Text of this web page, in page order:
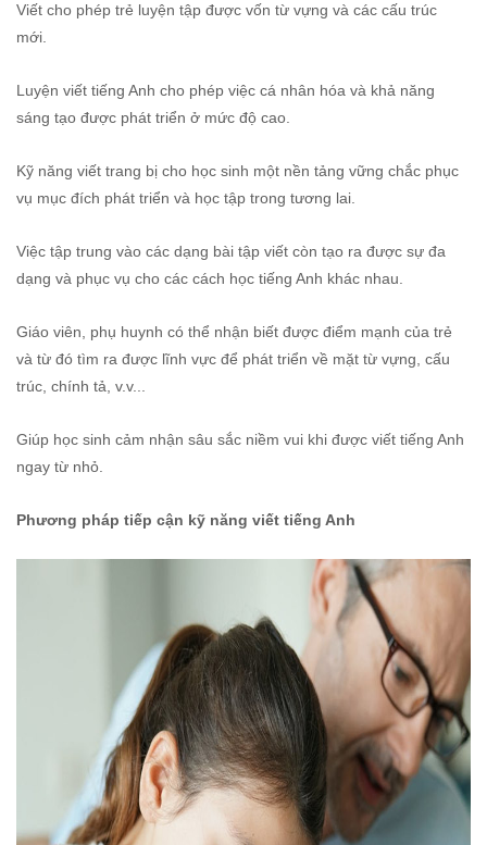
Viết cho phép trẻ luyện tập được vốn từ vựng và các cấu trúc
mới.
Luyện viết tiếng Anh cho phép việc cá nhân hóa và khả năng
sáng tạo được phát triển ở mức độ cao.
Kỹ năng viết trang bị cho học sinh một nền tảng vững chắc phục
vụ mục đích phát triển và học tập trong tương lai.
Việc tập trung vào các dạng bài tập viết còn tạo ra được sự đa
dạng và phục vụ cho các cách học tiếng Anh khác nhau.
Giáo viên, phụ huynh có thể nhận biết được điểm mạnh của trẻ
và từ đó tìm ra được lĩnh vực để phát triển về mặt từ vựng, cấu
trúc, chính tả, v.v...
Giúp học sinh cảm nhận sâu sắc niềm vui khi được viết tiếng Anh
ngay từ nhỏ.
Phương pháp tiếp cận kỹ năng viết tiếng Anh